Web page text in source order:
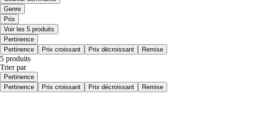
Genre
Prix
Voir les 5 produits
Pertinence
Pertinence
Prix croissant Prix décroissant Remise
5 produits
Trier par
Pertinence
Pertinence
Prix croissant Prix décroissant Remise